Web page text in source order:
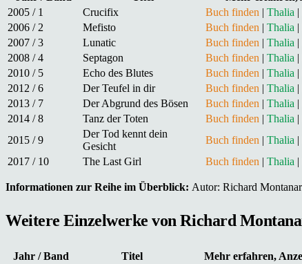
2005 / 1
Crucifix Buch finden | Thalia |
2006 / 2
Mefisto Buch finden | Thalia |
2007 / 3
Lunatic Buch finden | Thalia |
2008 / 4
Septagon Buch finden | Thalia |
2010 / 5
Echo des Blutes Buch finden | Thalia |
2012 / 6
Der Teufel in dir Buch finden | Thalia |
2013 / 7
Der Abgrund des Bösen Buch finden | Thalia |
2014 / 8
Tanz der Toten Buch finden | Thalia |
2015 / 9
Der Tod kennt dein
Gesicht
Buch finden | Thalia |
2017 / 10
The Last Girl Buch finden | Thalia |
Informationen zur Reihe im Überblick: Autor: Richard
Weitere Einzelwerke von Richard
Jahr / Band Titel
Mehr erfahren,